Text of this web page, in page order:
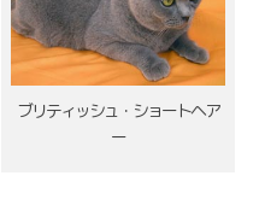
ブリティッシュ・ショートヘア
ー